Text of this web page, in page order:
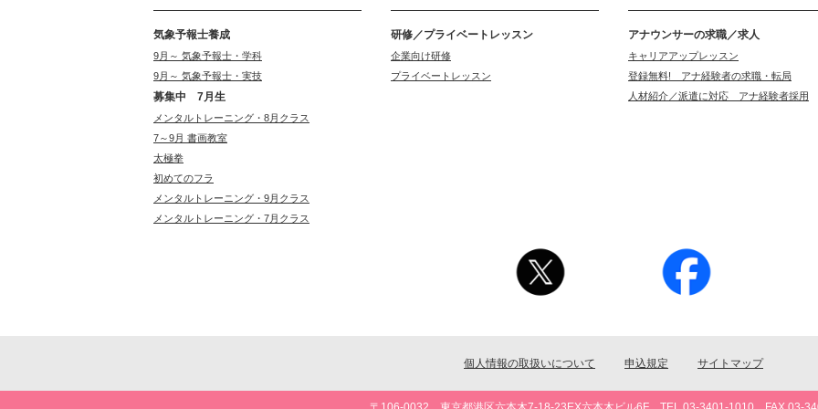
気象予報士養成
9月～ 気象予報士・学科
9月～ 気象予報士・実技
募集中 7月生
メンタルトレーニング・8月クラス
7～9月 書画教室
太極拳
初めてのフラ
メンタルトレーニング・9月クラス
メンタルトレーニング・7月クラス
研修／プライベートレッスン
企業向け研修
プライベートレッスン
アナウンサーの求職／求人
キャリアアップレッスン
登録無料! アナ経験者の求職・転局
人材紹介／派遣に対応 アナ経験者採用
個人情報の取扱いについて 申込規定 サイトマップ